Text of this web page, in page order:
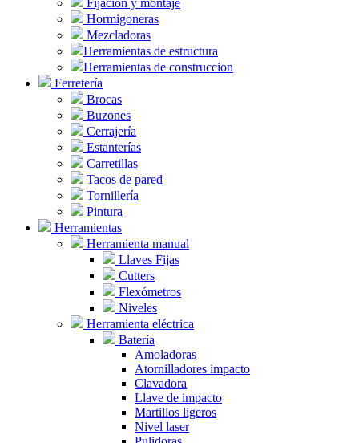
Hormigoneras
Mezcladoras
Herramientas de estructura
Herramientas de construccion
Ferretería
Brocas
Buzones
Cerrajería
Estanterías
Carretillas
Tacos de pared
Tornillería
Pintura
Herramientas
Herramienta manual
Llaves Fijas
Cutters
Flexómetros
Niveles
Herramienta eléctrica
Batería
Amoladoras
Atornilladores impacto
Clavadora
Llave de impacto
Martillos ligeros
Nivel laser